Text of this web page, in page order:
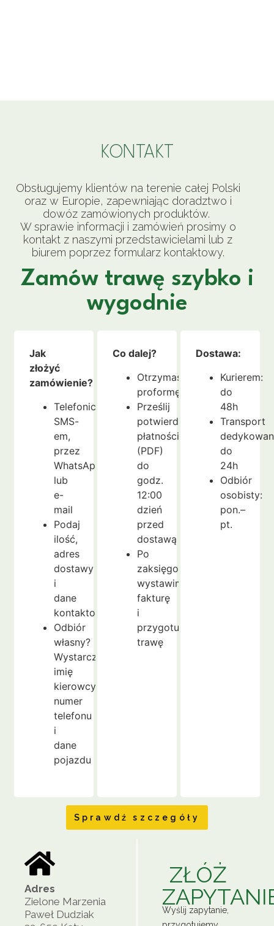
KONTAKT
Obsługujemy klientów na terenie całej Polski
oraz w Europie, zapewniając doradztwo i
dowóz zamówionych produktów.
W sprawie informacji i zamówień prosimy o
kontakt z naszymi przedstawicielami lub z
biurem poprzez formularz kontaktowy.
Zamów trawę szybko i
wygodnie
Jak
złożyć
zamówienie?
Telefonicznie,
SMS-
em,
przez
WhatsApp
lub
e-
mail
Podaj
ilość,
adres
dostawy
i
dane
kontaktowe
Odbiór
własny?
Wystarczy
imię
kierowcy,
numer
telefonu
i
dane
pojazdu
Co dalej?
Otrzymasz
proformę
Prześlij
potwierdzenie
płatności
(PDF)
do
godz.
12:00
dzień
przed
dostawą
Po
zaksięgowaniu
wystawimy
fakturę
i
przygotujemy
trawę
Dostawa:
Kurierem:
do
48h
Transport
do
24h
Odbiór
osobisty:
pon.–
pt.
Sprawdź szczegóły
Adres
Zielone Marzenia
Paweł Dudziak
ZŁÓŻ
Wyślij zapytanie,